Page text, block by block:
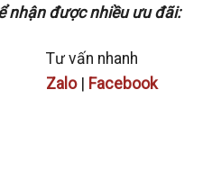
nhận được nhiều ưu đãi:
Tư vấn nhanh
Zalo | Facebook